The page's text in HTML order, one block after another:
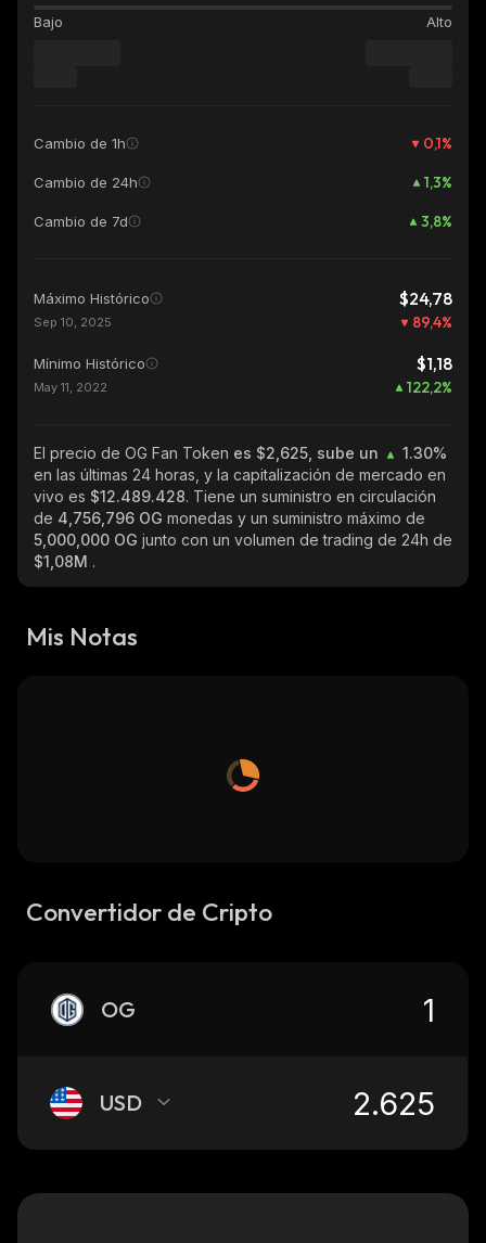
Bajo Alto
Cambio de 1h 0,1%
Cambio de 24h 1,3%
Cambio de 7d 3,8%
Máximo Histórico $24,78
Sep 10, 2025 89,4%
Mínimo Histórico $1,18
May 11, 2022 122,2%
El precio de OG Fan Token es $2,625, sube un
1.30%
en las últimas 24 horas, y la capitalización de mercado en
vivo es $12.489.428. Tiene un suministro en circulación
de 4,756,796 OG monedas y un suministro máximo de
5,000,000 OG junto con un volumen de trading de 24h de
$1,08M .
Mis Notas
Convertidor de Cripto
OG
USD